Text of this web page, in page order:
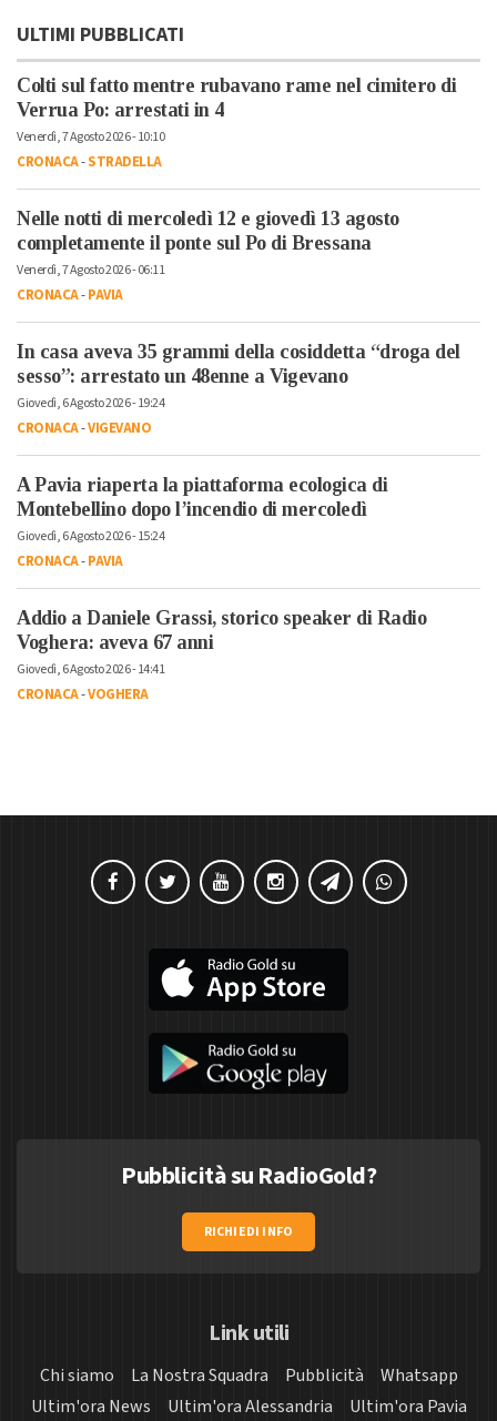
ULTIMI PUBBLICATI
Colti sul fatto mentre rubavano rame nel cimitero di
Verrua Po: arrestati in 4
Venerdì, 7 Agosto 2026 - 10:10
CRONACA-STRADELLA
Nelle notti di mercoledì 12 e giovedì 13 agosto
completamente il ponte sul Po di Bressana
Venerdì, 7 Agosto 2026 - 06:11
CRONACA-PAVIA
In casa aveva 35 grammi della cosiddetta “droga del
sesso”: arrestato un 48enne a Vigevano
Giovedì, 6 Agosto 2026 - 19:24
CRONACA-VIGEVANO
A Pavia riaperta la piattaforma ecologica di
Montebellino dopo l’incendio di mercoledì
Giovedì, 6 Agosto 2026 - 15:24
CRONACA-PAVIA
Addio a Daniele Grassi, storico speaker di Radio
Voghera: aveva 67 anni
Giovedì, 6 Agosto 2026 - 14:41
CRONACA-VOGHERA
Pubblicità su RadioGold?
RICHIEDI INFO
Link utili
Chi siamo La Nostra Squadra Pubblicità
Whatsapp
Ultim'ora News
Ultim'ora Alessandria
Ultim'ora Pavia